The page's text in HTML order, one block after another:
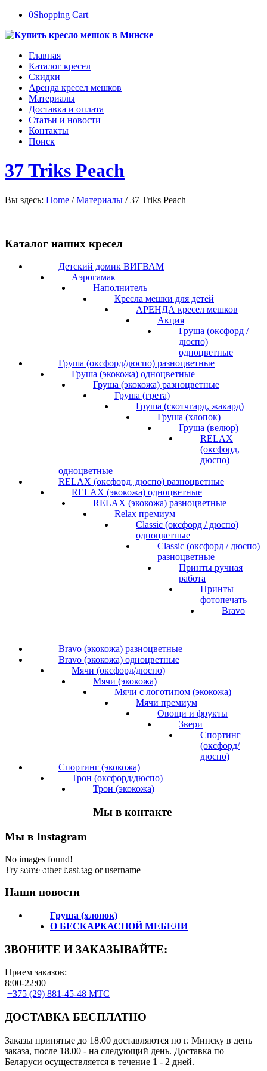
0Shopping Cart
Главная
Каталог кресел
Скидки
Аренда кресел мешков
Материалы
Доставка и оплата
Статьи и новости
Контакты
Поиск
37 Triks Peach
Вы здесь: Home / Материалы / 37 Triks Peach
Каталог наших кресел
Детский домик ВИГВАМ
Аэрогамак
Наполнитель
Кресла мешки для детей
АРЕНДА кресел мешков
Акция
Груша (оксфорд /
дюспо)
одноцветные
Груша (оксфорд/дюспо) разноцветные
Груша (экокожа) одноцветные
Груша (экокожа) разноцветные
Груша (грета)
Груша (скотчгард, жакард)
Груша (хлопок)
Груша (велюр)
RELAX
(оксфорд,
дюспо)
одноцветные
RELAX (оксфорд, дюспо) разноцветные
RELAX (экокожа) одноцветные
RELAX (экокожа) разноцветные
Relax премиум
Classic (оксфорд / дюспо)
одноцветные
Classic (оксфорд / дюспо)
разноцветные
Принты ручная
работа
Принты
фотопечать
Bravo
Bravo (экокожа) разноцветные
Bravo (экокожа) одноцветные
Мячи (оксфорд/дюспо)
Мячи (экокожа)
Мячи с логотипом (экокожа)
Мячи премиум
Овощи и фрукты
Звери
Спортинг
(оксфорд/
дюспо)
Спортинг (экокожа)
Трон (оксфорд/дюспо)
Трон (экокожа)
Мы в контакте
Мы в Instagram
No images found!
Try some other hashtag or username
Подпишитесь на нас!
Наши новости
Груша (хлопок)
О БЕСКАРКАСНОЙ МЕБЕЛИ
ЗВОНИТЕ И ЗАКАЗЫВАЙТЕ:
Прием заказов:
8:00-22:00
+375 (29) 881-45-48 МТС
ДОСТАВКА БЕСПЛАТНО
Заказы принятые до 18.00 доставляются по г. Минску в день
заказа, после 18.00 - на следующий день. Доставка по
Беларуси осуществляется в течение 1 - 2 дней.